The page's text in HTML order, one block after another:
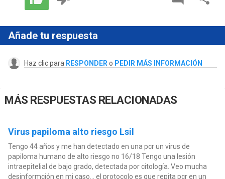
Añade tu respuesta
Haz clic para RESPONDER o PEDIR MÁS INFORMACIÓN
MÁS RESPUESTAS RELACIONADAS
Virus papiloma alto riesgo Lsil
Tengo 44 años y me han detectado en una pcr un virus de
papiloma humano de alto riesgo no 16/18 Tengo una lesión
intraepitelial de bajo grado, detectada por citología. Veo mucha
desinformción en mi caso… el protocolo es que repita pcr en un